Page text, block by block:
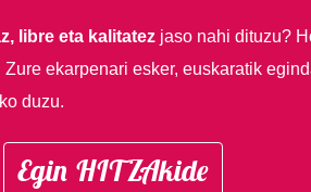
libre eta kalitatezjaso nahi dituzu?
Zure ekarpenari esker, euskaratik
duzu.
Egin HITZAkide